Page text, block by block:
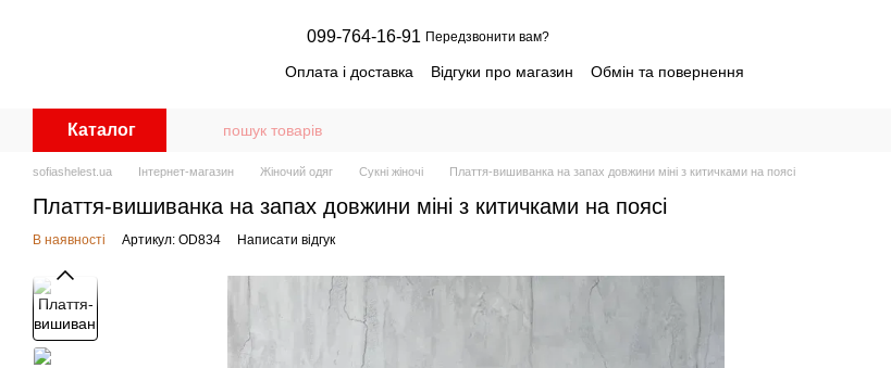
099-764-16-91 Передзвонити вам?
Оплата і доставка Відгуки про магазин
Обмін та повернення
Як вибрати потрібний розмір
Каталог
sofiashelest.ua Інтернет-магазин Жіночий одяг Cукні жіночі Плаття-вишиванка на запах довжини міні з китичками на поясі
Плаття-вишиванка на запах довжини міні з китичками на поясі
В наявності Артикул: OD834 Написати відгук